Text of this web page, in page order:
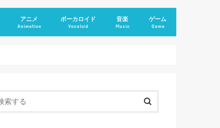
アニメ
Animation
ボーカロイド
Vocaloid
音楽
Music
ゲーム
Game